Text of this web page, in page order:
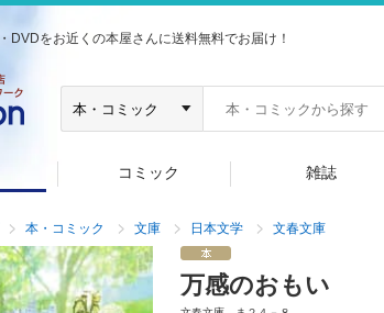
DVDをお近くの本屋さんに送料無料でお届け！
コミック 雑誌
本・コミック 文庫 日本文学 文春文庫
万感のおもい